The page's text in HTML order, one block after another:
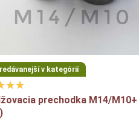
v kategórií
prechodka M14/M10+